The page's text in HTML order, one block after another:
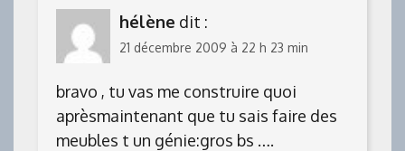
hélène dit :
21 décembre 2009 à 22 h 23 min
bravo , tu vas me construire quoi
aprèsmaintenant que tu sais faire des
meubles t un génie:gros bs ….